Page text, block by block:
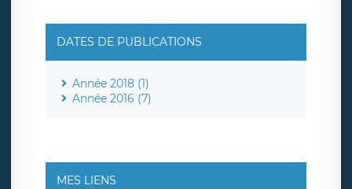
DATES DE PUBLICATIONS
Année 2018 (1)
Année 2016 (7)
MES LIENS